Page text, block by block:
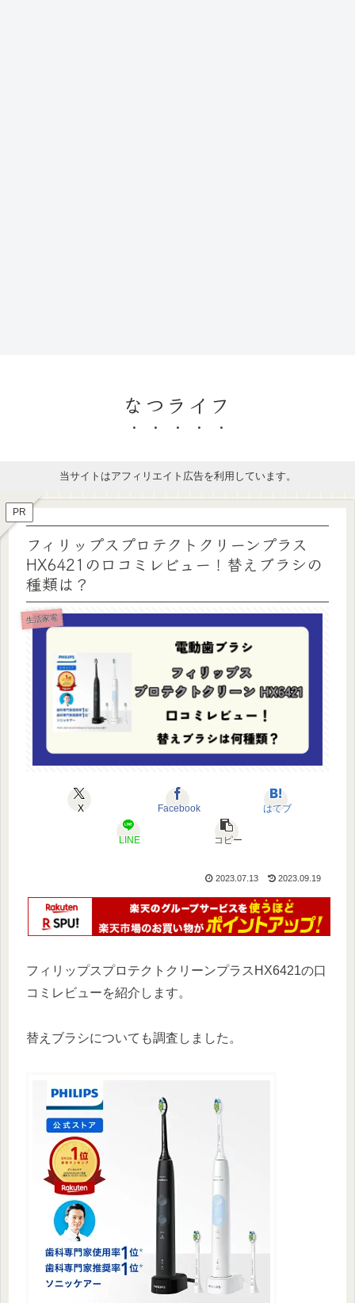
なつライフ
当サイトはアフィリエイト広告を利用しています。
PR
フィリップスプロテクトクリーンプラス
HX6421の口コミレビュー！替えブラシの
種類は？
生活家電
X Facebook はてブ
LINE コピー
2023.07.13 2023.09.19
フィリップスプロテクトクリーンプラスHX6421の口
コミレビューを紹介します。
替えブラシについても調査しました。